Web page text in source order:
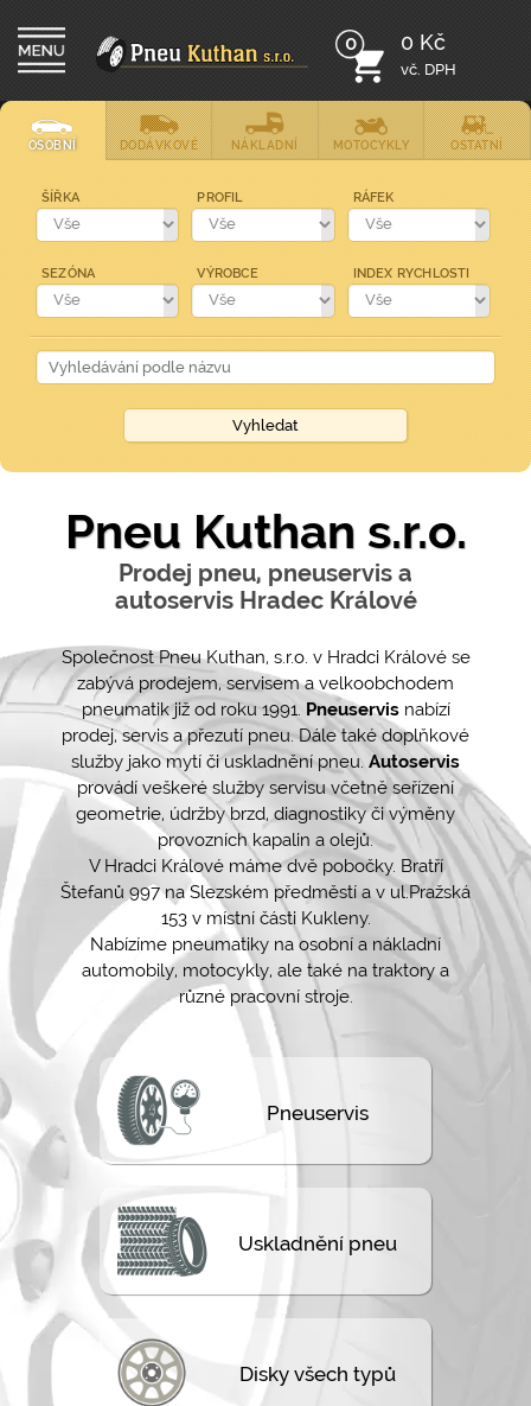
0 0 Kč
vč. DPH
OSOBNÍ DODÁVKOVÉ NÁKLADNÍ MOTOCYKLY OSTATNÍ
ŠÍŘKA PROFIL RÁFEK
SEZÓNA VÝROBCE INDEX RYCHLOSTI
Pneu Kuthan s.r.o.
Prodej pneu, pneuservis a
autoservis Hradec Králové
Společnost Pneu Kuthan, s.r.o. v Hradci Králové se
zabývá prodejem, servisem a velkoobchodem
pneumatik již od roku 1991. Pneuservisnabízí
prodej, servis a přezutí pneu. Dále také doplňkové
služby jako mytí či uskladnění pneu. Autoservis
provádí veškeré služby servisu včetně seřízení
geometrie, údržby brzd, diagnostiky či výměny
provozních kapalin a olejů.
V Hradci Králové máme dvě pobočky. Bratří
Štefanů 997 na Slezském předměstí a v ul.Pražská
153 v místní části Kukleny.
Nabízíme pneumatiky na osobní a nákladní
automobily, motocykly, ale také na traktory a
různé pracovní stroje.
Pneuservis
Uskladnění pneu
Disky všech typů